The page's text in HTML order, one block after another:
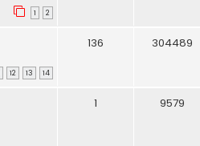
1 2
12 13 14
136 304489
1 9579